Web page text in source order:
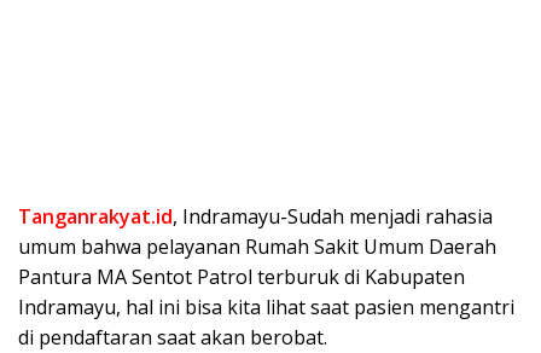
Tanganrakyat.id, Indramayu-Sudah menjadi rahasia
umum bahwa pelayanan Rumah Sakit Umum Daerah
Pantura MA Sentot Patrol terburuk di Kabupaten
Indramayu, hal ini bisa kita lihat saat pasien mengantri
di pendaftaran saat akan berobat.